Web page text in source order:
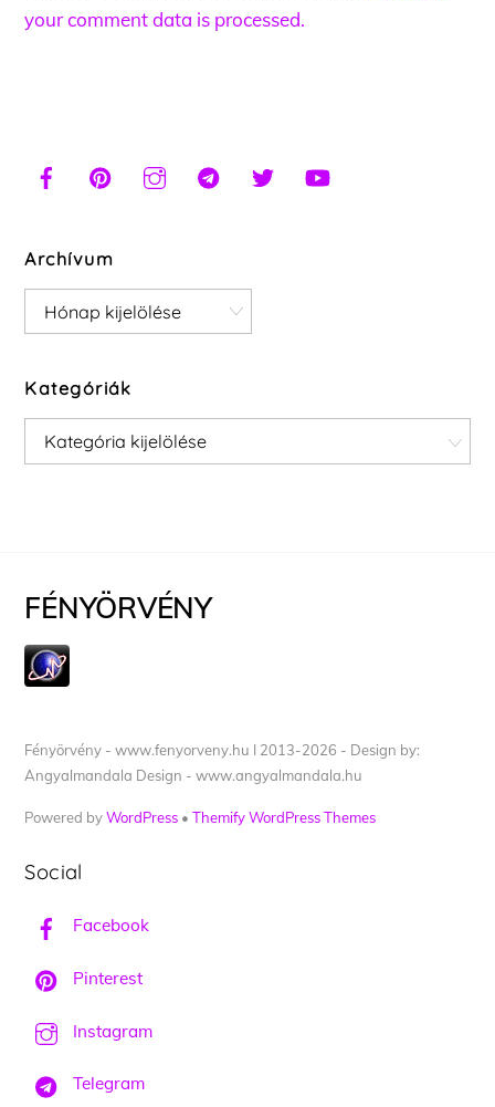
your comment data is processed.
Archívum
Archívum
Kategóriák
Kategóriák
FÉNYÖRVÉNY
Fényörvény - www.fenyorveny.hu I 2013-2026 - Design by:
Angyalmandala Design - www.angyalmandala.hu
Powered byWordPress •Themify WordPress Themes
Social
Facebook
Pinterest
Instagram
Telegram